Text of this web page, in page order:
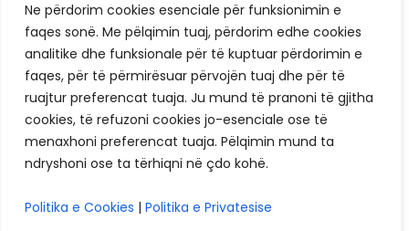
Ne përdorim cookies esenciale për funksionimin e
faqes sonë. Me pëlqimin tuaj, përdorim edhe cookies
analitike dhe funksionale për të kuptuar përdorimin e
faqes, për të përmirësuar përvojën tuaj dhe për të
ruajtur preferencat tuaja. Ju mund të pranoni të gjitha
cookies, të refuzoni cookies jo-esenciale ose të
menaxhoni preferencat tuaja. Pëlqimin mund ta
ndryshoni ose ta tërhiqni në çdo kohë.
Politika e Cookies | Politika e Privatesise
Orari
8:00 AM - 4:00 PM
KCSF © 2026
Politikat e Privatësisë